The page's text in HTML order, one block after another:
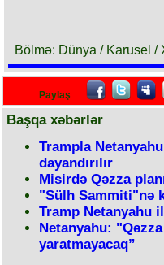
Bölmə: Dünya / Karusel /
Paylaş
Başqa xəbərlər
Trampla
dayandırılır
Misirdə Qəzza
"Sülh Sammiti"nə
Tramp Netanyahu
Netanyahu:
yaratmayacaq”